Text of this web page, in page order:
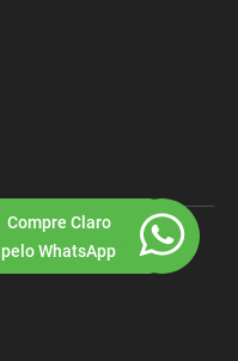
Compre Claro
pelo WhatsApp